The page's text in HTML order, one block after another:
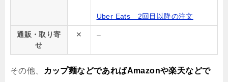
Uber Eats 2回目以降の注文
通販・取り寄
せ
✕ –
その他、
カップ麺などであればAmazonや楽天などで